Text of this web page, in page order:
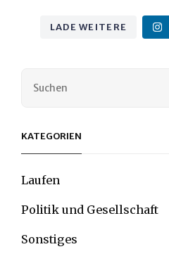
LADE WEITERE
KATEGORIEN
Laufen
Politik und Gesellschaft
Sonstiges